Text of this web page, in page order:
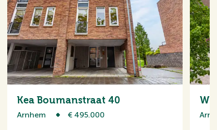
Kea Boumanstraat 40
Arnhem € 495.000